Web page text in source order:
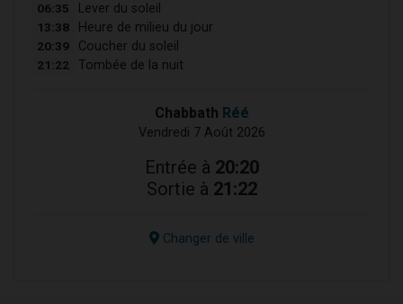
06:35 Lever du soleil
13:38 Heure de milieu du jour
20:39 Coucher du soleil
21:22 Tombée de la nuit
Chabbath Réé
Vendredi 7 Août 2026
Entrée à 20:20
Sortie à 21:22
Changer de ville